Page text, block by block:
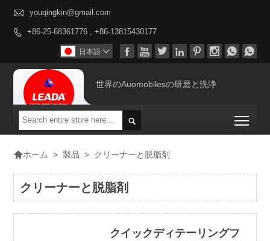
 youqingkin@gmail.com
 +86-25-68361776 , +86-13815430177
       
日本語 
世界のAuomobilesの研磨と洗浄

ホーム > 製品 > クリーナーと脱脂剤
クリーナーと脱脂剤
クイックディテーリングフ